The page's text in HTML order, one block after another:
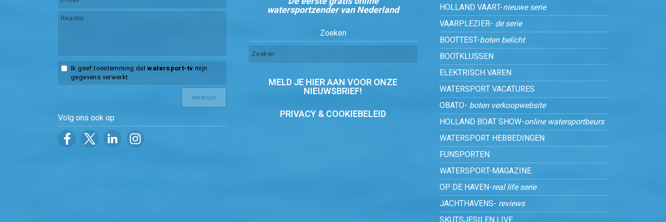
Ik geef toestemming datwatersport-tv mijn
gegevens verwerkt.
Volg ons ook op
watersportzender van Nederland
Zoeken
MELD JE HIER AAN VOOR ONZE
NIEUWSBRIEF!
PRIVACY & COOKIEBELEID
HOLLAND VAART-nieuwe serie
VAARPLEZIER- de serie
BOOTTEST-boten belicht
BOOTKLUSSEN
ELEKTRISCH VAREN
WATERSPORT VACATURES
OBATO- boten verkoopwebsite
HOLLAND BOAT SHOW-online watersportbeurs
WATERSPORT HEBBEDINGEN
FUNSPORTEN
WATERSPORT-MAGAZINE
OP DE HAVEN-real life serie
JACHTHAVENS- reviews